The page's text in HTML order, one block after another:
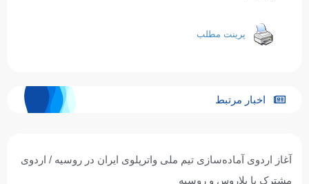
پرینت مطلب
اخبار مرتبط
آغاز اردوی آماده‌سازی تیم ملی واترپلوی ایران در روسیه / اردوی
مشترک با بلاروس و روسیه